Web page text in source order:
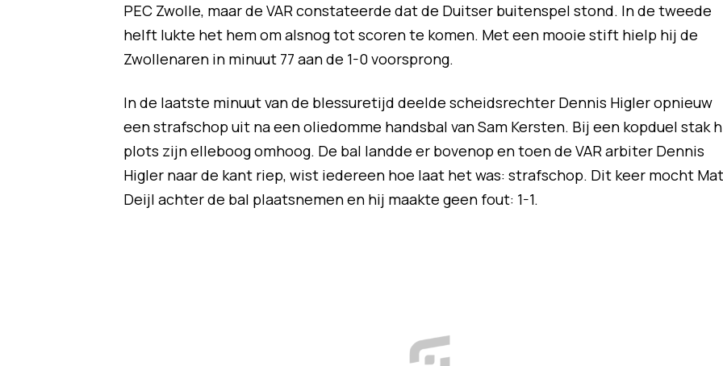
PEC Zwolle, maar de VAR constateerde dat de Duitser buitenspel stond. In de tweede
helft lukte het hem om alsnog tot scoren te komen. Met een mooie stift hielp hij de
Zwollenaren in minuut 77 aan de 1-0 voorsprong.
In de laatste minuut van de blessuretijd deelde scheidsrechter Dennis Higler opnieuw
een strafschop uit na een oliedomme handsbal van Sam Kersten. Bij een kopduel stak
plots zijn elleboog omhoog. De bal landde er bovenop en toen de VAR arbiter Dennis
Higler naar de kant riep, wist iedereen hoe laat het was: strafschop. Dit keer mocht
Deijl achter de bal plaatsnemen en hij maakte geen fout: 1-1.